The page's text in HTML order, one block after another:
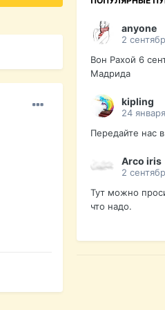
anyone
2
Вон Рахой 6
Мадрида
kipling
24
Передайте нас
Arco iris
2
Тут можно
что надо.